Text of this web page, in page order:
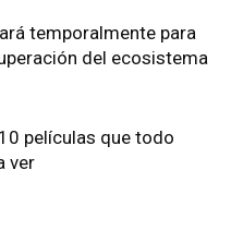
temporalmente para
del ecosistema
películas que todo
ver